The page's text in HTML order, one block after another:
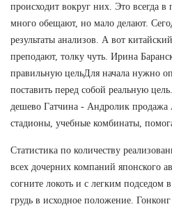
происходит вокруг них. Это всегда в
много обещают, но мало делают.
результаты анализов. А вот
преподают, толку чуть. Ирина
правильную цельДля начала нужно
поставить перед собой реальную
дешево Гатчина - Андролик продажа
стадионы, учебные комбинаты,
Статистика по количеству
всех дочерних компаний японского
согните локоть и с легким подседом
грудь в исходное положение.